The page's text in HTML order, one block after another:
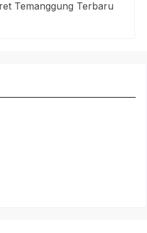
Temanggung Terbaru